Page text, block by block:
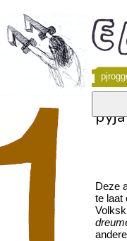
Deze
te laat